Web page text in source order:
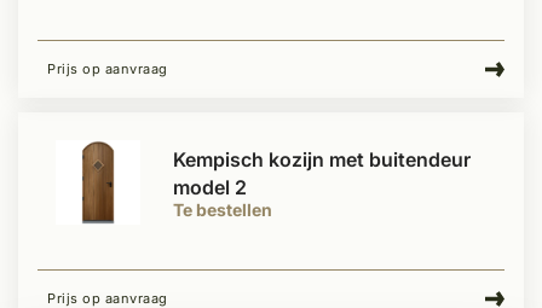
Prijs op aanvraag
Te bestellen
Kempisch kozijn met buitendeur
model 2
Prijs op aanvraag